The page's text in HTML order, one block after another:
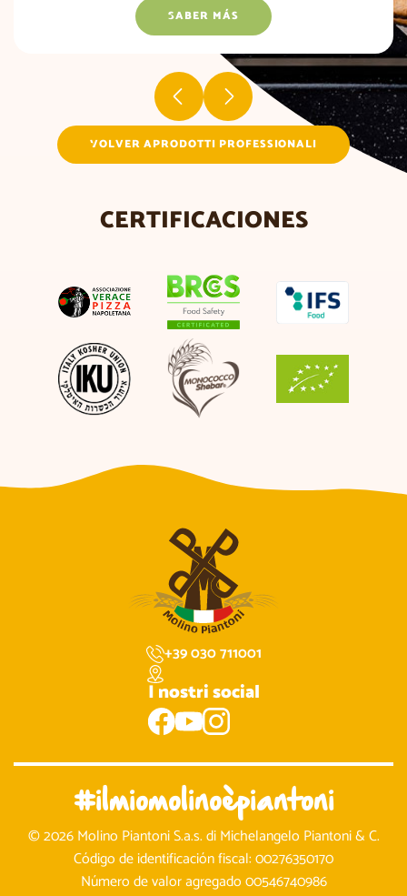
SABER MÁS
VOLVER APRODOTTI PROFESSIONALI
CERTIFICACIONES
+39 030 711001
I nostri social
#ilmiomolinoèpiantoni
© 2026 Molino Piantoni S.a.s. di Michelangelo Piantoni & C.
Código de identificación fiscal: 00276350170
Número de valor agregado 00546740986